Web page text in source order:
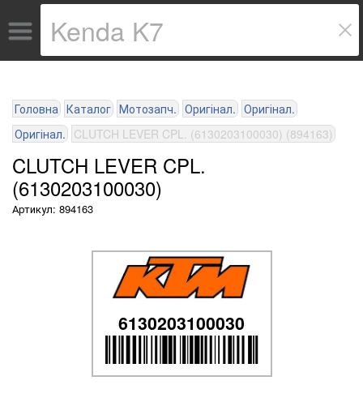
Головна Каталог Мотозапч. Оригінал. Оригінал.
Оригінал. CLUTCH LEVER CPL. (6130203100030) (894163)
CLUTCH LEVER CPL.
(6130203100030)
Артикул: 894163
6130203100030